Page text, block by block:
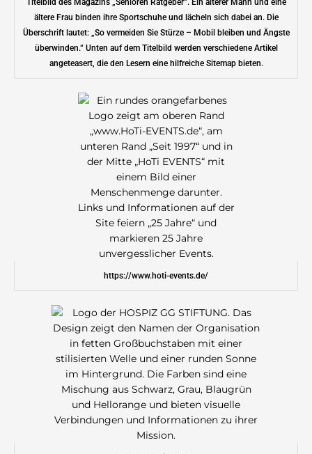
Titelbild des Magazins „Senioren Ratgeber“. Ein älterer Mann und eine
ältere Frau binden ihre Sportschuhe und lächeln sich dabei an. Die
Überschrift lautet: „So vermeiden Sie Stürze – Mobil bleiben und Ängste
überwinden.“ Unten auf dem Titelbild werden verschiedene Artikel
angeteasert, die den Lesern eine hilfreiche Sitemap bieten.
https://www.hoti-events.de/